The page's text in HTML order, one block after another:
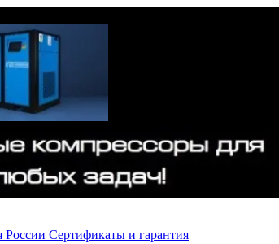
России Сертификаты и гарантия